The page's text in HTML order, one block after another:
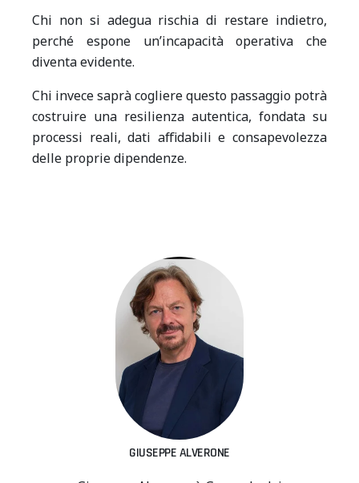
Chi non si adegua rischia di restare indietro,
perché espone un’incapacità operativa che
diventa evidente.
Chi invece saprà cogliere questo passaggio potrà
costruire una resilienza autentica, fondata su
processi reali, dati affidabili e consapevolezza
delle proprie dipendenze.
GIUSEPPE ALVERONE